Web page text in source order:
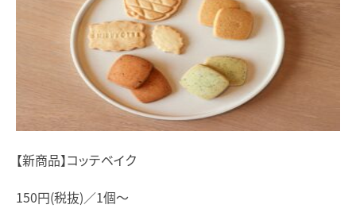
【新商品】コッテベイク
150円(税抜)／1個～